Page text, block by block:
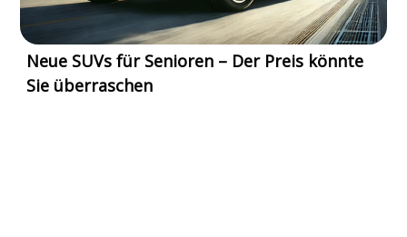
Neue SUVs für Senioren – Der Preis könnte
Sie überraschen